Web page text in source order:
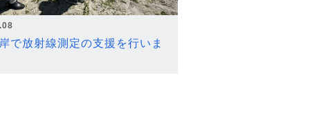
で放射線測定の支援を行いま